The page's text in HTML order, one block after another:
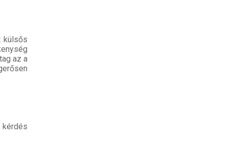
külsős
az a
kérdés